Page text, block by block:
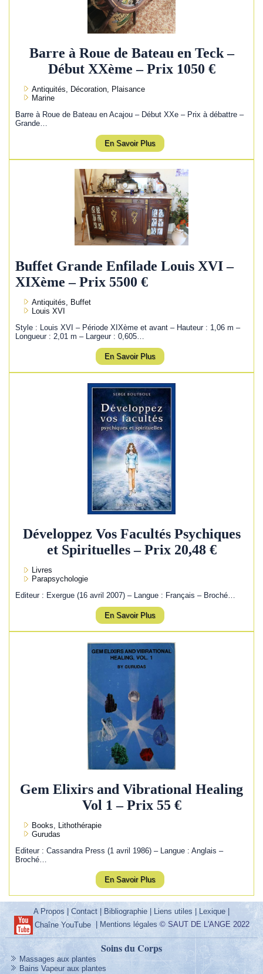
Barre à Roue de Bateau en Teck –
Début XXème – Prix 1050 €
Antiquités, Décoration, Plaisance
Marine
Barre à Roue de Bateau en Acajou – Début XXe – Prix à débattre –
Grande…
En Savoir Plus
Buffet Grande Enfilade Louis XVI –
XIXème – Prix 5500 €
Antiquités, Buffet
Louis XVI
Style : Louis XVI – Période XIXème et avant – Hauteur : 1,06 m –
Longueur : 2,01 m – Largeur : 0,605…
En Savoir Plus
Développez Vos Facultés Psychiques
et Spirituelles – Prix 20,48 €
Livres
Parapsychologie
Editeur : Exergue (16 avril 2007) – Langue : Français – Broché…
En Savoir Plus
Gem Elixirs and Vibrational Healing
Vol 1 – Prix 55 €
Books, Lithothérapie
Gurudas
Editeur : Cassandra Press (1 avril 1986) – Langue : Anglais –
Broché…
En Savoir Plus
A Propos |Contact | Bibliographie | Liens utiles| Lexique |
Chaîne YouTube| Mentions légales © SAUT DE L'ANGE 2022
Soins du Corps
Massages aux plantes
Bains Vapeur aux plantes